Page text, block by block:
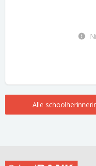
Alle